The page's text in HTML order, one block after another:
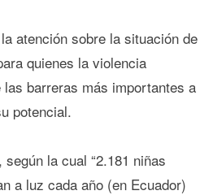
atención sobre la situación de
quienes la violencia
barreras más importantes a
potencial.
la cual “2.181 niñas
a luz cada año (en Ecuador)